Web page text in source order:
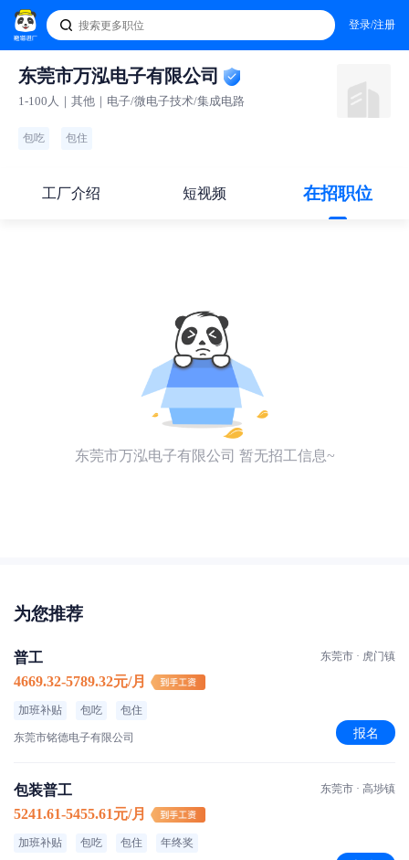
登录/注册
东莞市万泓电子有限公司
1-100人｜其他｜电子/微电子技术/集成电路
包吃 包住
工厂介绍 短视频 在招职位
东莞市万泓电子有限公司 暂无招工信息~
为您推荐
普工
4669.32-5789.32元/月
加班补贴 包吃 包住
东莞市铭德电子有限公司
东莞市 · 虎门镇
报名
包装普工
5241.61-5455.61元/月
加班补贴 包吃 包住 年终奖
东莞市 · 高埗镇